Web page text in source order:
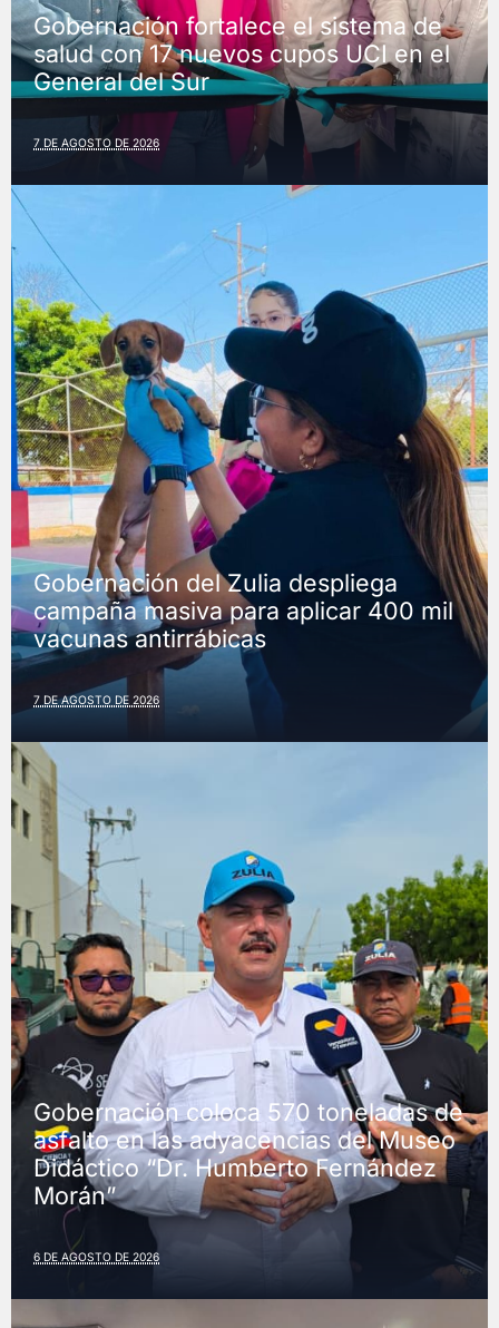
Gobernación fortalece el sistema de
salud con 17 nuevos cupos UCI en el
General del Sur
7 DE AGOSTO DE 2026
Gobernación del Zulia despliega
campaña masiva para aplicar 400 mil
vacunas antirrábicas
7 DE AGOSTO DE 2026
Gobernación coloca 570 toneladas de
asfalto en las adyacencias del Museo
Didáctico “Dr. Humberto Fernández
Morán”
6 DE AGOSTO DE 2026